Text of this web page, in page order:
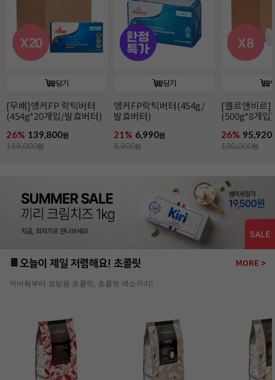
담기
[무배]앵커FP 락틱버터
(454g*20개입/발효버터)
26% 139,800원
189,000원
담기
앵커FP락틱버터(454g/
발효버터)
21% 6,990원
8,900원
[엘르앤비르]
(500g*8개입)
26% 95,920
130,000원
🍫오늘이 제일 저렴해요! 초콜릿 MORE >
커버춰부터 코팅용 초콜릿, 초콜릿 색소까지!